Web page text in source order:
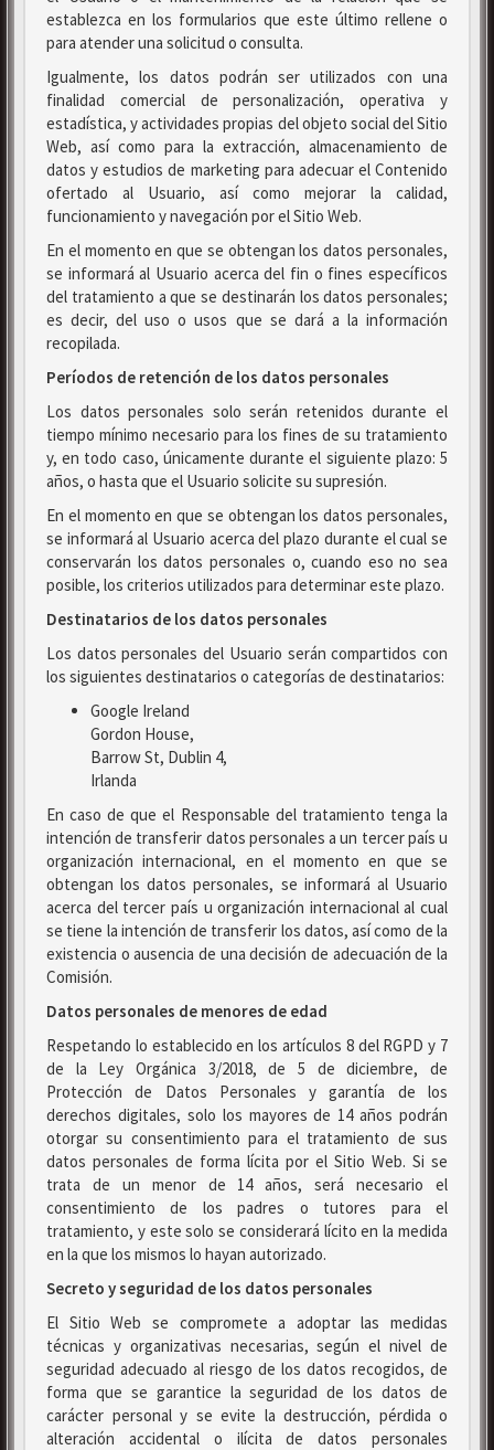
establezca en los formularios que este último rellene o
para atender una solicitud o consulta.
Igualmente, los datos podrán ser utilizados con una
finalidad comercial de personalización, operativa y
estadística, y actividades propias del objeto social del Sitio
Web, así como para la extracción, almacenamiento de
datos y estudios de marketing para adecuar el Contenido
ofertado al Usuario, así como mejorar la calidad,
funcionamiento y navegación por el Sitio Web.
En el momento en que se obtengan los datos personales,
se informará al Usuario acerca del fin o fines específicos
del tratamiento a que se destinarán los datos personales;
es decir, del uso o usos que se dará a la información
recopilada.
Períodos de retención de los datos personales
Los datos personales solo serán retenidos durante el
tiempo mínimo necesario para los fines de su tratamiento
y, en todo caso, únicamente durante el siguiente plazo: 5
años, o hasta que el Usuario solicite su supresión.
En el momento en que se obtengan los datos personales,
se informará al Usuario acerca del plazo durante el cual se
conservarán los datos personales o, cuando eso no sea
posible, los criterios utilizados para determinar este plazo.
Destinatarios de los datos personales
Los datos personales del Usuario serán compartidos con
los siguientes destinatarios o categorías de destinatarios:
Google Ireland
Gordon House,
Barrow St, Dublin 4,
Irlanda
En caso de que el Responsable del tratamiento tenga la
intención de transferir datos personales a un tercer país u
organización internacional, en el momento en que se
obtengan los datos personales, se informará al Usuario
acerca del tercer país u organización internacional al cual
se tiene la intención de transferir los datos, así como de la
existencia o ausencia de una decisión de adecuación de la
Comisión.
Datos personales de menores de edad
Respetando lo establecido en los artículos 8 del RGPD y 7
de la Ley Orgánica 3/2018, de 5 de diciembre, de
Protección de Datos Personales y garantía de los
derechos digitales, solo los mayores de 14 años podrán
otorgar su consentimiento para el tratamiento de sus
datos personales de forma lícita por el Sitio Web. Si se
trata de un menor de 14 años, será necesario el
consentimiento de los padres o tutores para el
tratamiento, y este solo se considerará lícito en la medida
en la que los mismos lo hayan autorizado.
Secreto y seguridad de los datos personales
El Sitio Web se compromete a adoptar las medidas
técnicas y organizativas necesarias, según el nivel de
seguridad adecuado al riesgo de los datos recogidos, de
forma que se garantice la seguridad de los datos de
carácter personal y se evite la destrucción, pérdida o
alteración accidental o ilícita de datos personales